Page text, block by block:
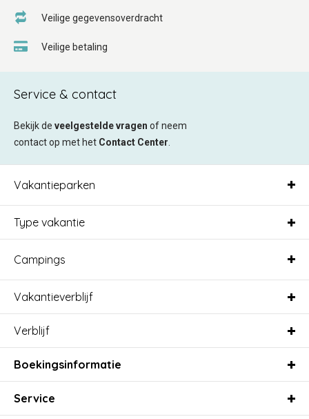
Veilige gegevensoverdracht
Veilige betaling
Vakantieparken
Type vakantie
Campings
Vakantieverblijf
Verblijf
Service & contact
Bekijk de veelgestelde vragen of neem
contact op met het Contact Center
Boekingsinformatie
Service